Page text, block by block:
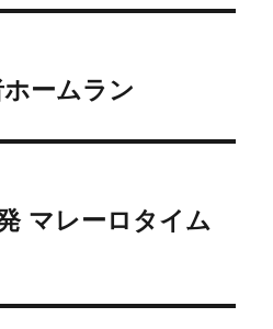
ームラン
マレーロタイム